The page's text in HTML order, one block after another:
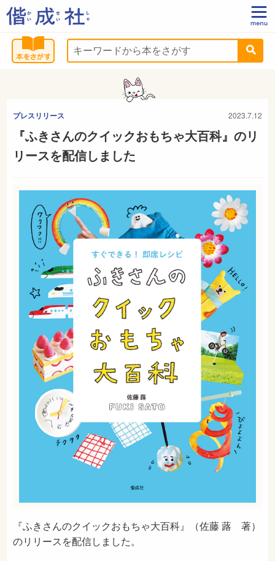
プレスリリース 2023.7.12
『ふきさんのクイックおもちゃ大百科』のリ
リースを配信しました
『ふきさんのクイックおもちゃ大百科』（佐藤 蕗 著）
のリリースを配信しました。